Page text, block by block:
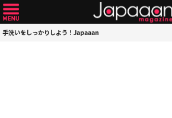
手洗いをしっかりしよう！Japaaan